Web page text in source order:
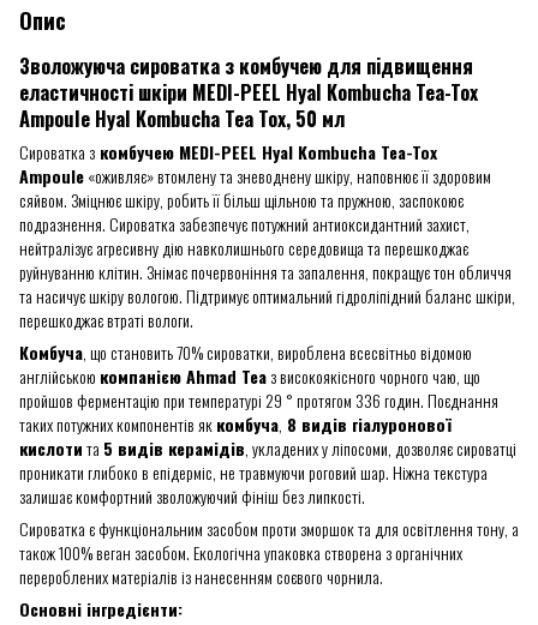
Опис
Зволожуюча сироватка з комбучею для підвищення
еластичності шкіри MEDI-PEEL Hyal Kombucha Tea-Tox
Ampoule Hyal Kombucha Tea Tox, 50 мл
Сироватка з комбучею MEDI-PEEL Hyal Kombucha Tea-Tox
Ampoule«оживляє» втомлену та зневоднену шкіру, наповнює її здоровим
сяйвом. Зміцнює шкіру, робить її більш щільною та пружною, заспокоює
подразнення. Сироватка забезпечує потужний антиоксидантний захист,
нейтралізує агресивну дію навколишнього середовища та перешкоджає
руйнуванню клітин. Знімає почервоніння та запалення, покращує тон обличчя
та насичує шкіру вологою. Підтримує оптимальний гідроліпідний баланс шкіри,
перешкоджає втраті вологи.
Комбуча, що становить 70% сироватки, вироблена всесвітньо відомою
англійською компанією Ahmad Teaз високоякісного чорного чаю, що
пройшов ферментацію при температурі 29 ° протягом 336 годин. Поєднання
таких потужних компонентів яккомбуча, 8 видів гіалуронової
кислотита 5 видів керамідів, укладених у ліпосоми, дозволяє сироватці
проникати глибоко в епідерміс, не травмуючи роговий шар. Ніжна текстура
залишає комфортний зволожуючий фініш без липкості.
Сироватка є функціональним засобом проти зморшок та для освітлення тону, а
також 100% веган засобом. Екологічна упаковка створена з органічних
перероблених матеріалів із нанесенням соєвого чорнила.
Основні інгредієнти: